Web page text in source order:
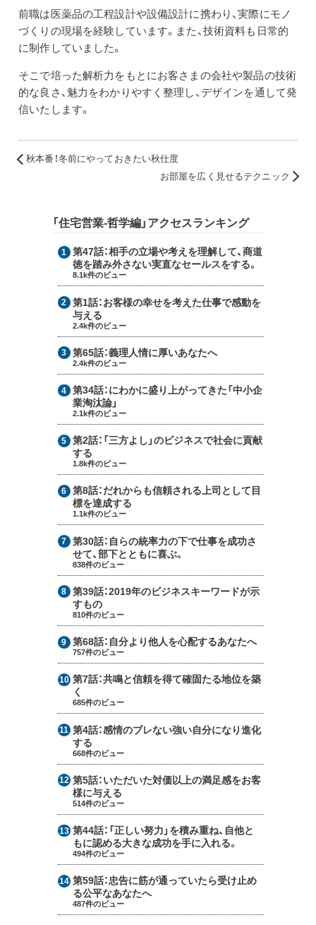
前職は医薬品の工程設計や設備設計に携わり、実際にモノ
づくりの現場を経験しています。また、技術資料も日常的
に制作していました。
そこで培った解析力をもとにお客さまの会社や製品の技術
的な良さ、魅力をわかりやすく整理し、デザインを通して発
信いたします。
秋本番！冬前にやっておきたい秋仕度
お部屋を広く見せるテクニック
「住宅営業-哲学編」アクセスランキング
第47話：相手の立場や考えを理解して、商道
徳を踏み外さない実直なセールスをする。
8.1k件のビュー
第1話：お客様の幸せを考えた仕事で感動を
与える
2.4k件のビュー
第65話：義理人情に厚いあなたへ
2.4k件のビュー
第34話：にわかに盛り上がってきた「中小企
業淘汰論」
2.1k件のビュー
第2話： 「三方よし」のビジネスで社会に貢献
する
1.8k件のビュー
第8話：だれからも信頼される上司として目
標を達成する
1.1k件のビュー
第30話： 自らの統率力の下で仕事を成功さ
せて、部下とともに喜ぶ。
838件のビュー
第39話：2019年のビジネスキーワードが示
すもの
810件のビュー
第68話： 自分より他人を心配するあなたへ
757件のビュー
第7話：共鳴と信頼を得て確固たる地位を築
く
685件のビュー
第4話：感情のブレない強い自分になり進化
する
668件のビュー
第5話：いただいた対価以上の満足感をお客
様に与える
514件のビュー
第44話： 「正しい努力」を積み重ね、自他と
もに認める大きな成功を手に入れる。
494件のビュー
第59話：忠告に筋が通っていたら受け止め
る公平なあなたへ
487件のビュー